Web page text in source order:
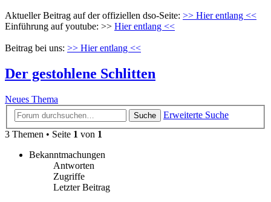
Aktueller Beitrag auf der offiziellen dso-Seite: >> Hier entlang <<
Einführung auf youtube: >> Hier entlang <<
Beitrag bei uns: >> Hier entlang <<
Der gestohlene Schlitten
Neues Thema
Suche
Erweiterte Suche
3 Themen • Seite 1 von 1
Bekanntmachungen
Antworten
Zugriffe
Letzter Beitrag